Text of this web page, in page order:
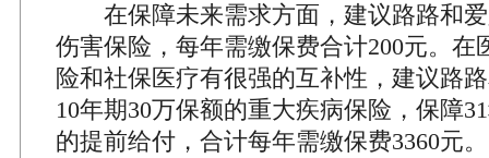
在保障未来需求方面，建议路路和爱
伤害保险，每年需缴保费合计200元。在
险和社保医疗有很强的互补性，建议路
10年期30万保额的重大疾病保险，保障
的提前给付，合计每年需缴保费3360元